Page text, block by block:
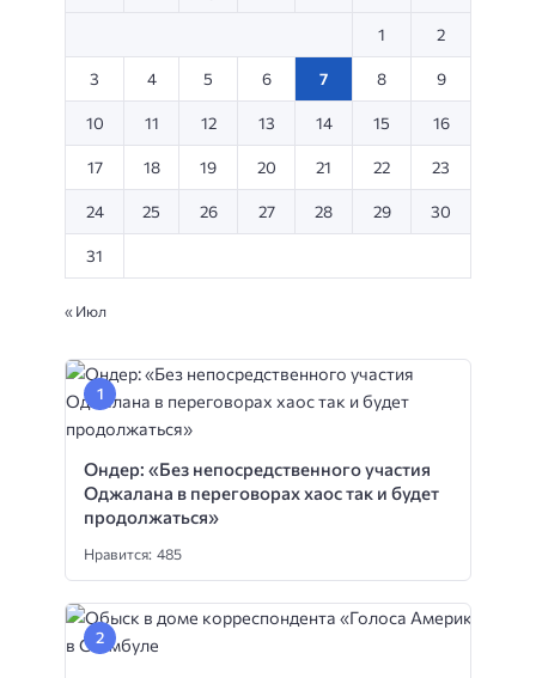
1 2
3 4 5 6 7 8 9
10 11 12 13 14 15 16
17 18 19 20 21 22 23
24 25 26 27 28 29 30
31
« Июл
Ондер: «Без непосредственного участия
Оджалана в переговорах хаос так и будет
продолжаться»
Нравится: 485